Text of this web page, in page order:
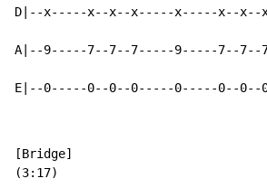
D|--x-----x--x--x-----x-----x--
A|--9-----7--7--7-----9-----7--
E|--0-----0--0--0-----0-----0--
[Bridge]